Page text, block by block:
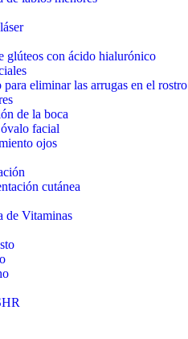
glúteos con ácido hialurónico
para eliminar las arrugas en el rostro
de la boca
facial
ojos
cutánea
de Vitaminas